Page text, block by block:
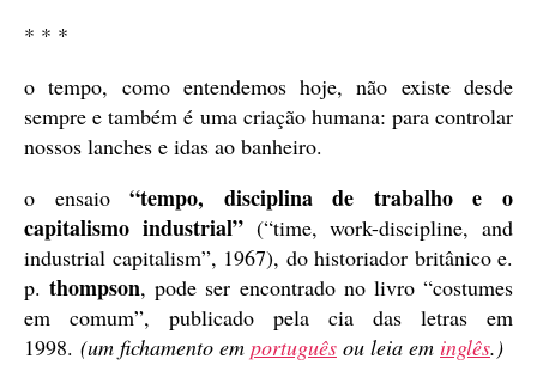
* * *
o tempo, como entendemos hoje, não existe desde
sempre e também é uma criação humana: para controlar
nossos lanches e idas ao banheiro.
o ensaio“tempo, disciplina de trabalho e o
capitalismo industrial”(“time, work-discipline, and
industrial capitalism”, 1967), do historiador britânico e.
p.thompson, pode ser encontrado no livro “costumes
em comum”, publicado pela cia das letras em
1998. (um fichamento em português ou leia em inglês.)